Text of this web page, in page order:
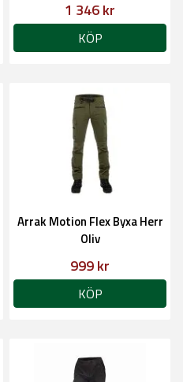
1 346 kr
KÖP
Arrak Motion Flex Byxa Herr
Oliv
999 kr
KÖP